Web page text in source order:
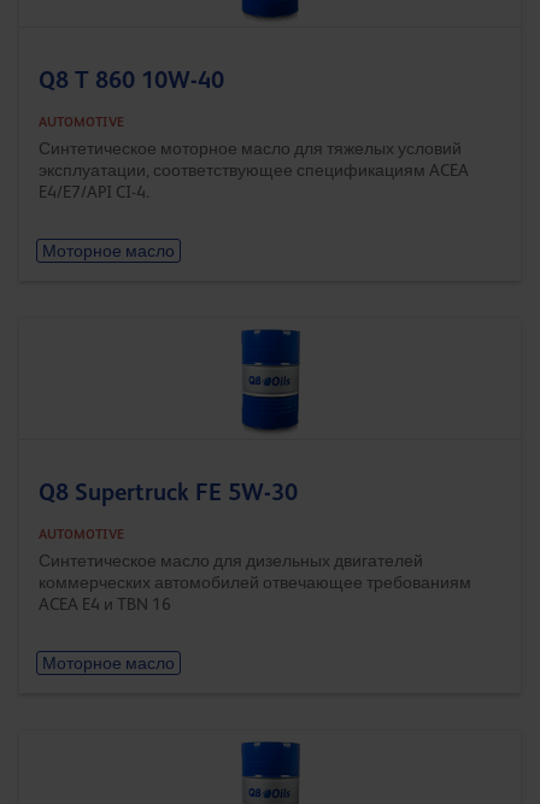
Q8 T 860 10W-40
AUTOMOTIVE
Синтетическое моторное масло для тяжелых условий
эксплуатации, соответствующее спецификациям ACEA
E4/E7/API CI-4.
Моторное масло
Q8 Supertruck FE 5W-30
AUTOMOTIVE
Синтетическое масло для дизельных двигателей
коммерческих автомобилей отвечающее требованиям
ACEA E4 и TBN 16
Моторное масло